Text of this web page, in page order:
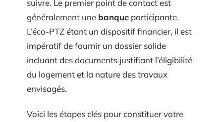
suivre. Le premier point de contact est
généralement une banque participante.
L’éco-PTZ étant un dispositif financier, il est
impératif de fournir un dossier solide
incluant des documents justifiant l’éligibilité
du logement et la nature des travaux
envisagés.
Voici les étapes clés pour constituer votre